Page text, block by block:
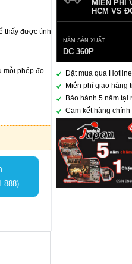
thấy được tình
mỗi phép đo
888)
MIỄN PHÍ
HCM VS
NĂM SẢN XUẤT
DC 360P
Đặt mua qua
Miễn phí giao hàng
Bảo hành 5 năm tại
Cam kết hàng